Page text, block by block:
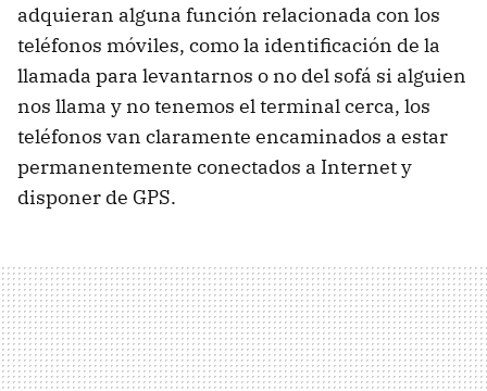
adquieran alguna función relacionada con los
teléfonos móviles, como la identificación de la
llamada para levantarnos o no del sofá si alguien
nos llama y no tenemos el terminal cerca, los
teléfonos van claramente encaminados a estar
permanentemente conectados a Internet y
disponer de GPS.